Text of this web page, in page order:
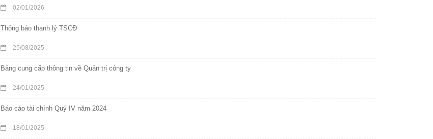
02/01/2026
Thông báo thanh lý TSCĐ
25/08/2025
Bảng cung cấp thông tin về Quản trị công ty
24/01/2025
Báo cáo tài chính Quý IV năm 2024
18/01/2025